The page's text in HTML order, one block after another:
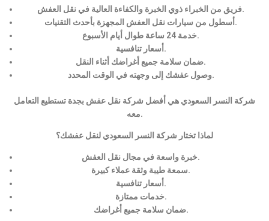
فريق من الخبراء ذوي الخبرة والكفاءة العالية في نقل العفش.
أسطول من سيارات نقل العفش المجهزة بأحدث التقنيات.
خدمة 24 ساعة طوال أيام الأسبوع.
أسعار تنافسية.
ضمان سلامة جميع أغراضك أثناء النقل.
وصول عفشك إلى وجهته في الوقت المحدد.
شركة النسر السعودي هي أفضل شركة نقل عفش بجدة تستطيع التعامل
معه.
لماذا تختار شركة النسر السعودي لنقل عفشك؟
خبرة واسعة في مجال نقل العفش.
سمعة طيبة وثقة عملاء كبيرة.
أسعار تنافسية.
خدمات ممتازة.
ضمان سلامة جميع أغراضك.